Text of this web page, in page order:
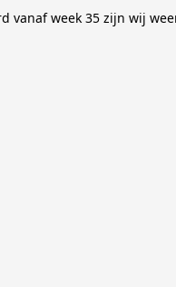
vanaf week 35 zijn wij